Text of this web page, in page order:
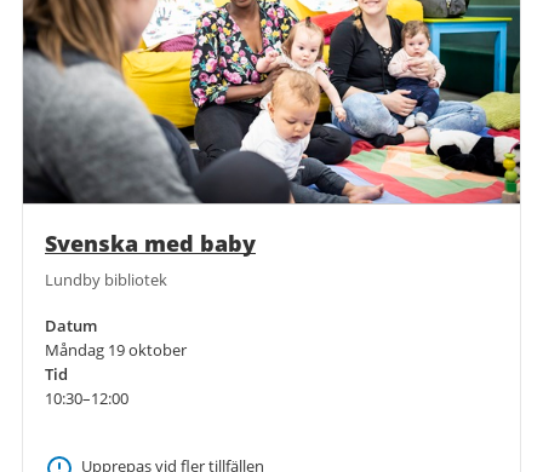
Svenska med baby
Lundby bibliotek
Datum
Måndag 19 oktober
Tid
10:30–12:00
Upprepas vid fler tillfällen